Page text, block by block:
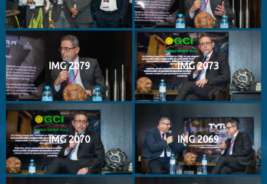
IMG 2079 IMG 2073
IMG 2070 IMG 2069